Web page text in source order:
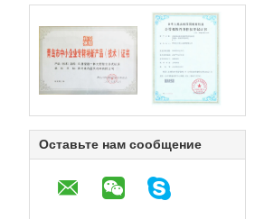
Оставьте нам сообщение